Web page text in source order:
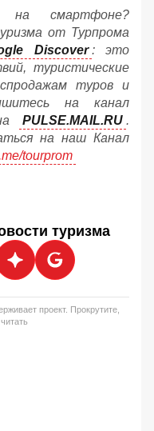
смартфоне?
от Турпрома
Discover : это
туристические
туров и
на канал
PULSE.MAIL.RU .
на наш Канал
tourprom
туризма
проект. Прокрутите,